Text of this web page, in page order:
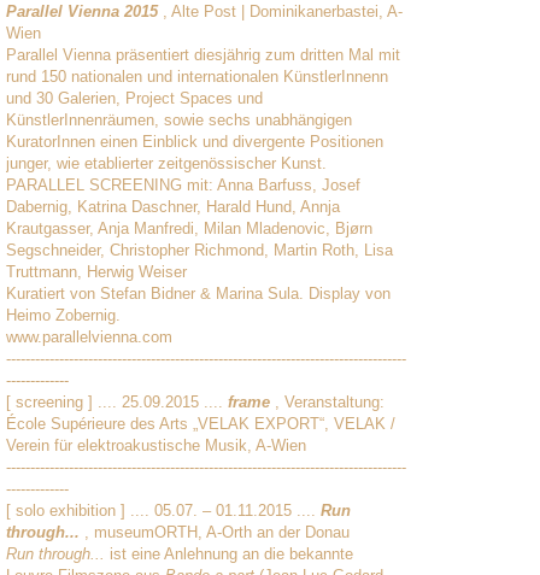
Parallel Vienna 2015, Alte Post | Dominikanerbastei, A-
Wien
Parallel Vienna präsentiert diesjährig zum dritten Mal mit
rund 150 nationalen und internationalen KünstlerInnenn
und 30 Galerien, Project Spaces und
KünstlerInnenräumen, sowie sechs unabhängigen
KuratorInnen einen Einblick und divergente Positionen
junger, wie etablierter zeitgenössischer Kunst.
PARALLEL SCREENING mit: Anna Barfuss, Josef
Dabernig, Katrina Daschner, Harald Hund, Annja
Krautgasser, Anja Manfredi, Milan Mladenovic, Bjørn
Segschneider, Christopher Richmond, Martin Roth, Lisa
Truttmann, Herwig Weiser
Kuratiert von Stefan Bidner & Marina Sula. Display von
Heimo Zobernig.
www.parallelvienna.com
-----------------------------------------------------------------------------------
-------------
[ screening ] .... 25.09.2015 .... frame , Veranstaltung:
École Supérieure des Arts „VELAK EXPORT“, VELAK /
Verein für elektroakustische Musik, A-Wien
-----------------------------------------------------------------------------------
-------------
[ solo exhibition ] .... 05.07. – 01.11.2015 .... Run
through... , museumORTH, A-Orth an der Donau
Run through...
ist eine Anlehnung an die bekannte